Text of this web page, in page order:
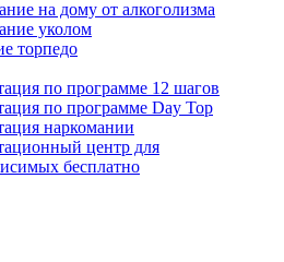
на дому от алкоголизма
уколом
торпедо
по программе 12 шагов
по программе Day Top
наркомании
центр для
бесплатно